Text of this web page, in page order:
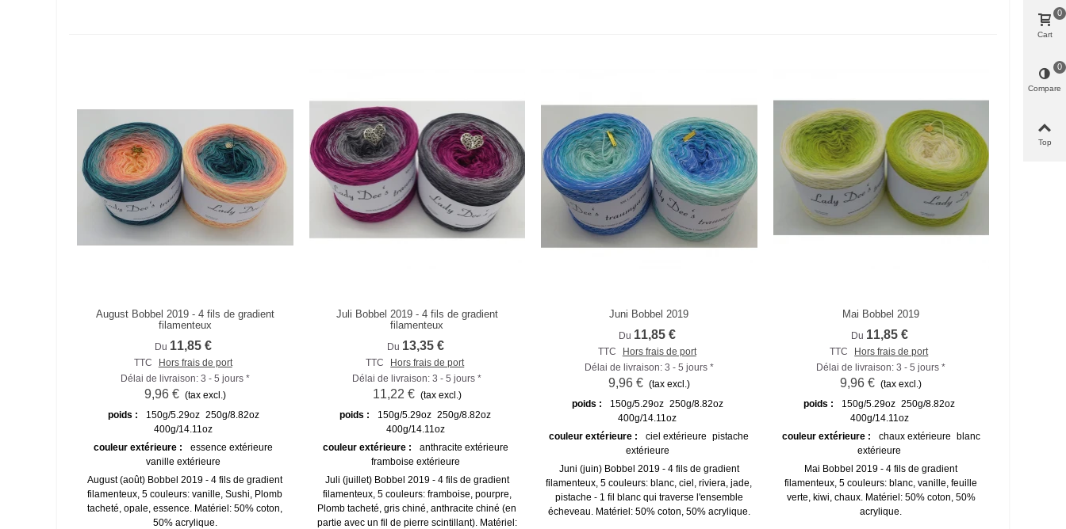
Comparer
August Bobbel 2019 - 4 fils de gradient
filamenteux
Du 11,85 €
TTC
Hors frais de port
Délai de livraison: 3 - 5 jours *
9,96 € (tax excl.)
poids :
150g/5.29oz 250g/8.82oz
400g/14.11oz
couleur extérieure :
essence extérieure
vanille extérieure
August (août) Bobbel 2019 - 4 fils de gradient
filamenteux, 5 couleurs: vanille, Sushi, Plomb
tacheté, opale, essence. Matériel: 50% coton,
50% acrylique.
Comparer
Juli Bobbel 2019 - 4 fils de gradient
filamenteux
Du 13,35 €
TTC
Hors frais de port
Délai de livraison: 3 - 5 jours *
11,22 € (tax excl.)
poids :
150g/5.29oz 250g/8.82oz
400g/14.11oz
couleur extérieure :
anthracite extérieure
framboise extérieure
Juli (juillet) Bobbel 2019 - 4 fils de gradient
filamenteux, 5 couleurs: framboise, pourpre,
Plomb tacheté, gris chiné, anthracite chiné (en
partie avec un fil de pierre scintillant). Matériel:
Comparer
Juni Bobbel 2019
Du 11,85 €
TTC
Hors frais de port
Délai de livraison: 3 - 5 jours *
9,96 € (tax excl.)
poids :
150g/5.29oz 250g/8.82oz
400g/14.11oz
couleur extérieure :
ciel extérieure pistache
extérieure
Juni (juin) Bobbel 2019 - 4 fils de gradient
filamenteux, 5 couleurs: blanc, ciel, riviera, jade,
pistache - 1 fil blanc qui traverse l'ensemble
écheveau. Matériel: 50% coton, 50% acrylique.
Comparer
Mai Bobbel 2019
Du 11,85 €
TTC
Hors frais de port
Délai de livraison: 3 - 5 jours *
9,96 € (tax excl.)
poids :
150g/5.29oz 250g/8.82oz
400g/14.11oz
couleur extérieure :
chaux extérieure blanc
extérieure
Mai Bobbel 2019 - 4 fils de gradient
filamenteux, 5 couleurs: blanc, vanille, feuille
verte, kiwi, chaux. Matériel: 50% coton, 50%
acrylique.
Cart
0
Compare
0
Top